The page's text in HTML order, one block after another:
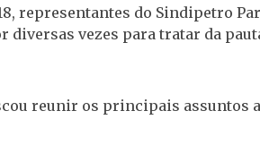
representantes do Sindipetro
diversas vezes para tratar da
reunir os principais assuntos